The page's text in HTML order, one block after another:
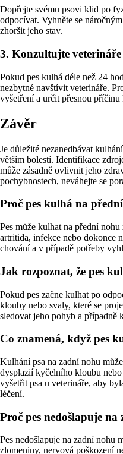
Dopřejte svému psovi klid po
odpocívat. Vyhněte se
zhoršit jeho stav.
3. Konzultujte veterináře
Pokud pes kulhá déle než 24
nezbytné navštívit veterináře.
vyšetření a určit přesnou příčinu
Závěr
Je důležité nezanedbávat
větším bolestí. Identifikace
může zásadně ovlivnit jeho
pochybnostech, neváhejte se
Proč pes kulhá na
Pes může kulhat na přední
artritida, infekce nebo dokonce
chování a v případě potřeby
Jak rozpoznat, že pes
Pokud pes začne kulhat po
klouby nebo svaly, které se
sledovat jeho pohyb a případně
Co znamená, když pes
Kulhání psa na zadní nohu
dysplazií kyčelního kloubu
vyšetřit psa u veterináře, aby
léčení.
Proč pes nedošlapuje na
Pes nedošlapuje na zadní nohu
zlomeniny, nervová poškození